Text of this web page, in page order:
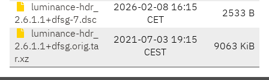
luminance-hdr_
2.6.1.1+dfsg-7.dsc
2026-02-08 16:15
CET
2533 B
luminance-hdr_
2.6.1.1+dfsg.orig.ta
r.xz
2021-07-03 19:15
CEST
9063 KiB